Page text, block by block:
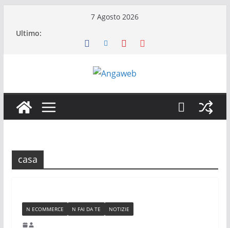
7 Agosto 2026
Ultimo:
casa
N ECOMMERCE N FAI DA TE NOTIZIE